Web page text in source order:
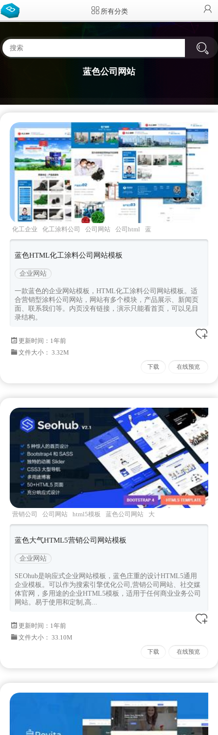
所有分类
蓝色公司网站
化工企业 化工涂料公司 公司网站 公司html
蓝
色公司网站
蓝色HTML化工涂料公司网站模板
企业网站
一款蓝色的企业网站模板，HTML化工涂料公司网站模板。适
合营销型涂料公司网站，网站有多个模块，产品展示、新闻页
面、联系我们等。内页没有链接，演示只能看首页，可以见目
录结构。
更新时间： 1年前
文件大小： 3.32M
下载 在线预览
营销公司 公司网站 html5模板 蓝色公司网站
大
气公司模板
蓝色大气HTML5营销公司网站模板
企业网站
SEOhub是响应式企业网站模板，蓝色庄重的设计HTML5通用
企业模板。可以作为搜索引擎优化公司,营销公司网站、社交媒
体官网，多用途的企业HTML5模板，适用于任何商业业务公司
网站。易于使用和定制,高...
更新时间： 1年前
文件大小： 33.10M
下载 在线预览